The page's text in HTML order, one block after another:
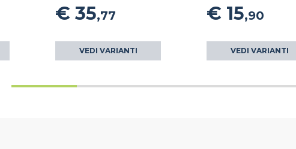
€ 35,77
VEDI VARIANTI
€ 15,90
VEDI VARIANTI